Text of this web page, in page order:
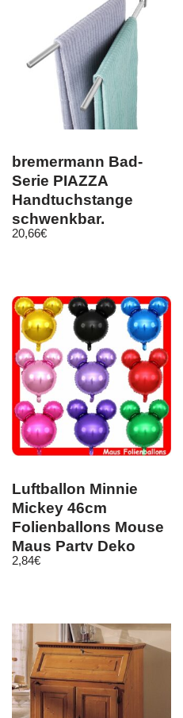
bremermann Bad-
Serie PIAZZA
Handtuchstange
schwenkbar,
Edelstahl matt
20,66€
Luftballon Minnie
Mickey 46cm
Folienballons Mouse
Maus Party Deko
Geburtstag
2,84€